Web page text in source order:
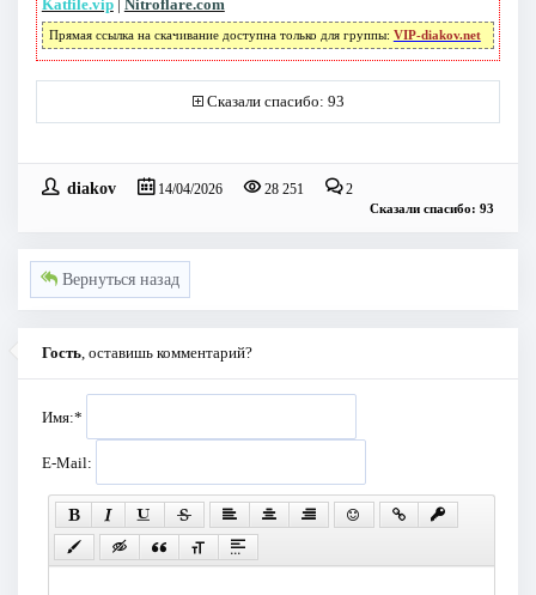
Katfile.vip| Nitroflare.com
Прямая ссылка на скачивание доступна только для группы: VIP-diakov.net
Сказали спасибо: 93
diakov 14/04/2026 28 251 2
Сказали спасибо: 93
Вернуться назад
Гость, оставишь комментарий?
Имя:*
E-Mail: